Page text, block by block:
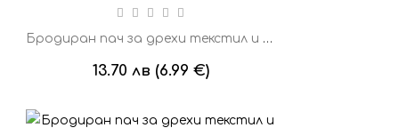
Бродиран пач за дрехи текстил и тениски - Синя мечка
13.70 лв (6.99 €)